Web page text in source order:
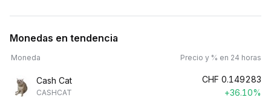
Monedas en tendencia
Moneda Precio y % en 24 horas
Cash Cat
CASHCAT
CHF 0.149283
+36.10%